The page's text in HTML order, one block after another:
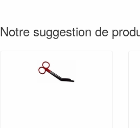
Notre suggestion de